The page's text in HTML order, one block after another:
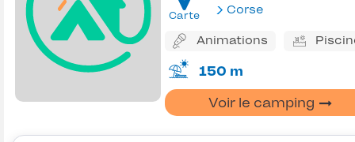
Carte
Corse
Animations
150 m
Voir le camping